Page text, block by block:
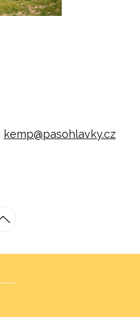
kemp@pasohlavky.cz
*****